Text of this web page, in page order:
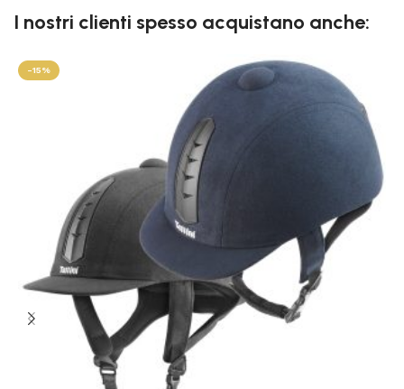
I nostri clienti spesso acquistano anche:
-15%